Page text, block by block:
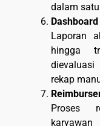
dalam
Laporan
hingga
rekap
Proses